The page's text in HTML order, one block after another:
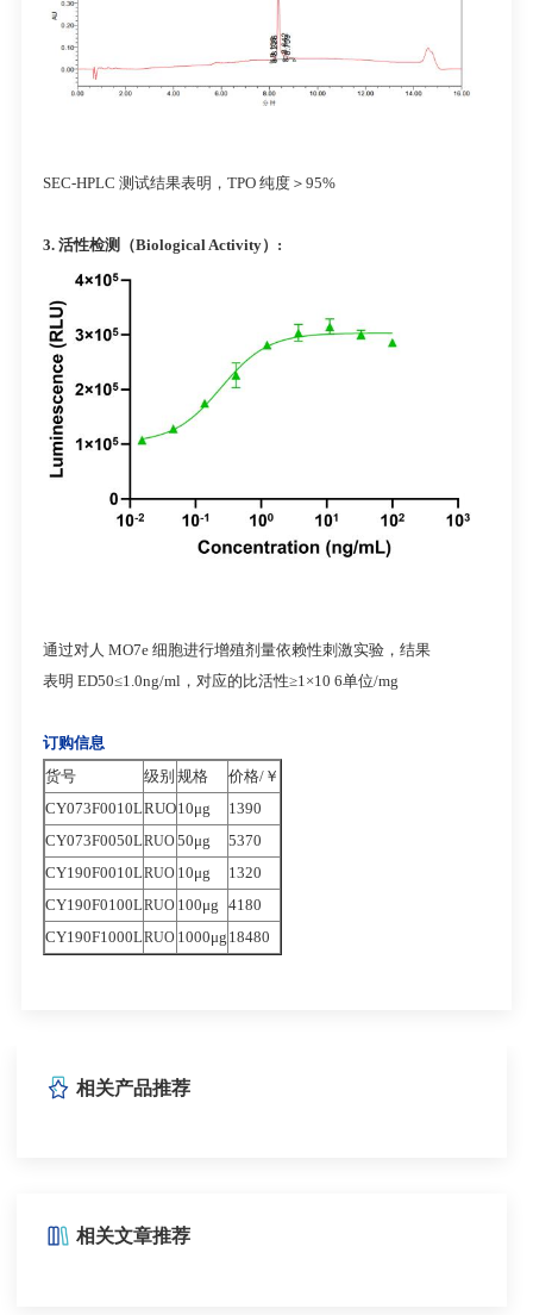
SEC-HPLC 测试结果表明，TPO 纯度＞95%
3. 活性检测（Biological Activity） :
通过对人 MO7e 细胞进行增殖剂量依赖性刺激实验，结果
表明 ED50≤1.0ng/ml，对应的比活性≥1×10 6单位/mg
订购信息
货号
级别 规格
价格/￥
CY073F0010LRUO10μg
1390
CY073F0050LRUO50μg
5370
CY190F0010LRUO 10μg
1320
CY190F0100LRUO 100μg 4180
CY190F1000LRUO 1000μg 18480
相关产品推荐
相关文章推荐